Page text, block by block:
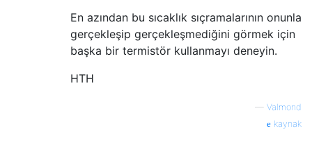
En azından bu sıcaklık sıçramalarının onunla
gerçekleşip gerçekleşmediğini görmek için
başka bir termistör kullanmayı deneyin.
HTH
— Valmond
kaynak